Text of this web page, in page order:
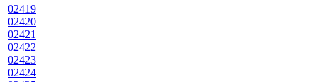
02419
02420
02421
02422
02423
02424